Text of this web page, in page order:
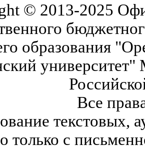
© 2013-2025
образования
университет"
Все
текстовых,
только с